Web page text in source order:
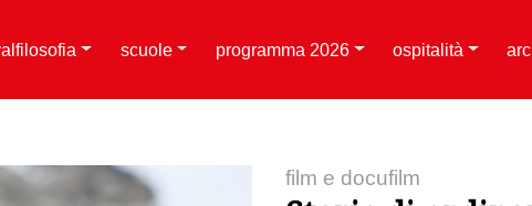
scuole programma 2026 ospitalità
film e docufilm